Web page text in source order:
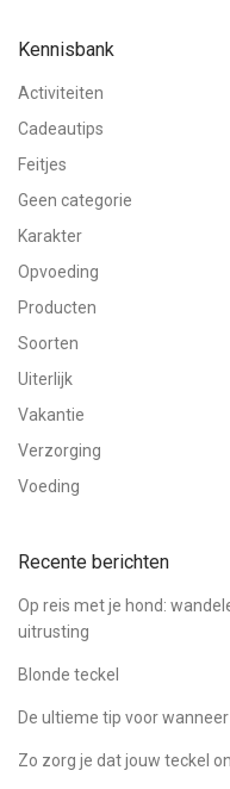
Kennisbank
Activiteiten
Cadeautips
Feitjes
Geen categorie
Karakter
Opvoeding
Producten
Soorten
Uiterlijk
Vakantie
Verzorging
Voeding
Recente berichten
Op reis met je hond:
uitrusting
Blonde teckel
De ultieme tip voor
Zo zorg je dat jouw teckel